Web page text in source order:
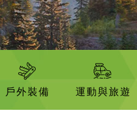
戶外裝備 運動與旅遊